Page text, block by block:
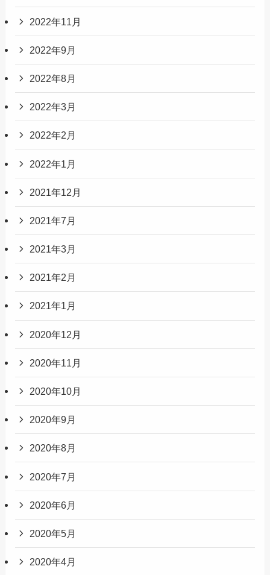
2022年11月
2022年9月
2022年8月
2022年3月
2022年2月
2022年1月
2021年12月
2021年7月
2021年3月
2021年2月
2021年1月
2020年12月
2020年11月
2020年10月
2020年9月
2020年8月
2020年7月
2020年6月
2020年5月
2020年4月